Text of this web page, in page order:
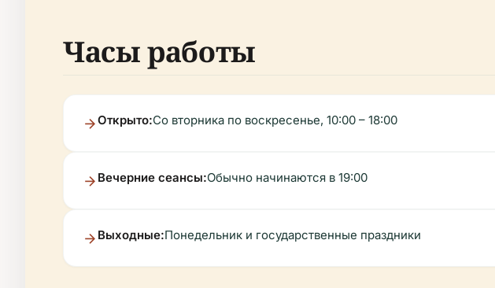
Часы работы
Открыто:Со вторника по воскресенье, 10:00 – 18:00
Вечерние сеансы:Обычно начинаются в 19:00
Выходные:Понедельник и государственные праздники